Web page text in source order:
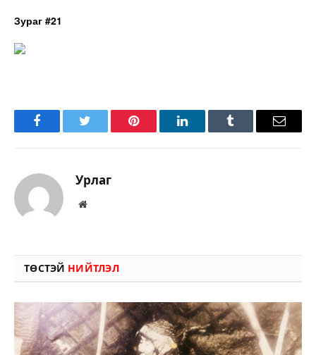
Зураг #21
FacebookTwitter Pinterest LinkedInTumblr Имэйл
Урлаг
Вэбсайт
ТӨСТЭЙ НИЙТЛЭЛ